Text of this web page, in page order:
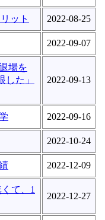
ット 2022-08-25
2022-09-07
場を
た」
2022-09-13
2022-09-16
2022-10-24
2022-12-09
て、1
2022-12-27